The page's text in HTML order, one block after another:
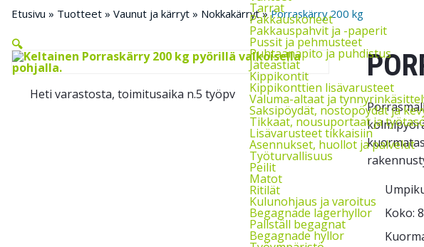
Tarrat
Pakkauskoneet
Pakkauspahvit ja -paperit
Pussit ja pehmusteet
Puhtaanapito ja puhdistus
Jäteastiat
Kippikontit
Kippikonttien lisävarusteet
Valuma-altaat ja
Saksipöydät, nostopöydät ja
Tikkaat, nousuportaat ja
Lisävarusteet tikkaisiin
Asennukset, huollot ja palvelut
Työturvallisuus
Peilit
Matot
Ritilät
Kulunohjaus ja varoitus
Begagnade lagerhyllor
Pallställ begagnat
Begagnade hyllor
Etusivu » Tuotteet » Vaunut ja kärryt » Nokkakärryt»Porraskärry 200 kg
🔍
Heti varastosta, toimitusaika n.5 työpv
Koko: